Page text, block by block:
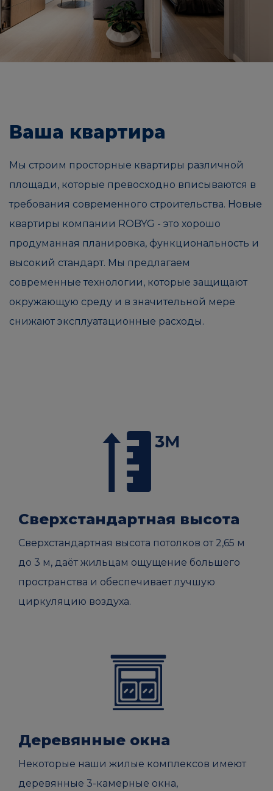
Ваша квартира
Мы строим просторные квартиры различной
площади, которые превосходно вписываются в
требования современного строительства. Новые
квартиры компании ROBYG - это хорошо
продуманная планировка, функциональность и
высокий стандарт. Мы предлагаем
современные технологии, которые защищают
окружающую среду и в значительной мере
снижают эксплуатационные расходы.
Сверхстандартная высота
Сверхстандартная высота потолков от 2,65 м
до 3 м, даёт жильцам ощущение большего
пространства и обеспечивает лучшую
циркуляцию воздуха.
Деревянные окна
Некоторые наши жилые комплексов имеют
деревянные 3-камерные окна,